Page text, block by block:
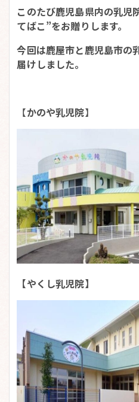
このたび鹿児島県内の乳児
てばこ”をお贈りします。
今回は鹿屋市と鹿児島市の
届けしました。
【かのや乳児院】
【やくし乳児院】